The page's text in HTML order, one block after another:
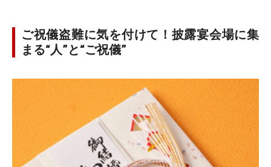
ご祝儀盗難に気を付けて！披露宴会場に集
まる“人”と“ご祝儀”